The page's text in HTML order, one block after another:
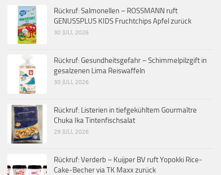
Rückruf: Salmonellen – ROSSMANN ruft
GENUSSPLUS KIDS Fruchtchips Apfel zurück
30 JULI, 2026
Rückruf: Gesundheitsgefahr – Schimmelpilzgift in
gesalzenen Lima Reiswaffeln
30 JULI, 2026
Rückruf: Listerien in tiefgekühltem Gourmaître
Chuka Ika Tintenfischsalat
29 JULI, 2026
Rückruf: Verderb – Kuijper BV ruft Yopokki Rice-
Cake-Becher via TK Maxx zurück